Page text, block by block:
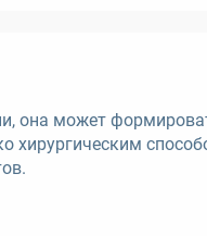
она может